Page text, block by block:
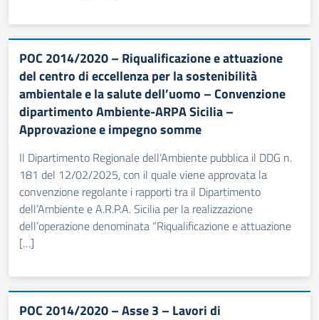
POC 2014/2020 – Riqualificazione e attuazione
del centro di eccellenza per la sostenibilità
ambientale e la salute dell’uomo – Convenzione
dipartimento Ambiente-ARPA Sicilia –
Approvazione e impegno somme
Il Dipartimento Regionale dell’Ambiente pubblica il DDG n.
181 del 12/02/2025, con il quale viene approvata la
convenzione regolante i rapporti tra il Dipartimento
dell’Ambiente e A.R.P.A. Sicilia per la realizzazione
dell’operazione denominata “Riqualificazione e attuazione
[…]
POC 2014/2020 – Asse 3 – Lavori di